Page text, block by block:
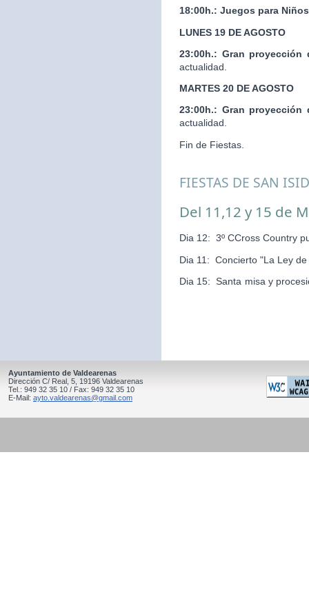
18:00h.: Juegos para Niños
LUNES 19 DE AGOSTO
23:00h.: Gran proyección
actualidad.
MARTES 20 DE AGOSTO
23:00h.: Gran proyección
actualidad.
Fin de Fiestas.
FIESTAS DE SAN
Del 11,12 y 15 de
Dia 12: 3º CCross Country
Dia 11: Concierto "La Ley
Dia 15: Santa misa y
Ayuntamiento de Valdearenas
Dirección C/ Real, 5, 19196 Valdearenas
Tel.: 949 32 35 10 / Fax: 949 32 35 10
E-Mail: ayto.valdearenas@gmail.com